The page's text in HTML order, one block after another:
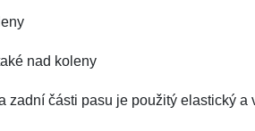
nad koleny
zadní části pasu je použitý elastický a